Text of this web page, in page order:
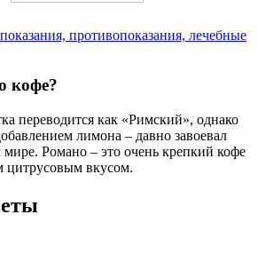
противопоказания, лечебные
кофе?
переводится как «Римский», однако
лимона – давно завоевал
мире. Романо – это очень крепкий кофе
вкусом.